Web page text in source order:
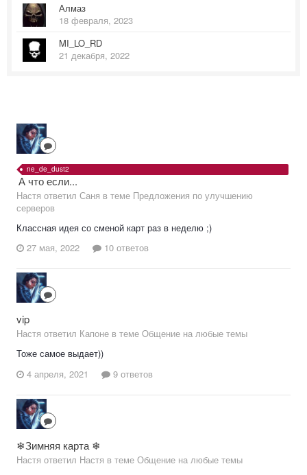
Алмаз
18 февраля, 2023
MI_LO_RD
21 декабря, 2022
ne_de_dust2
А что если...
Настя ответил Саня в теме Предложения по улучшению
серверов
Классная идея со сменой карт раз в неделю ;)
27 мая, 2022
10 ответов
vip
Настя ответил Капоне в теме Общение на любые темы
Тоже самое выдает))
4 апреля, 2021
9 ответов
❄Зимняя карта ❄
Настя ответил Настя в теме Общение на любые темы